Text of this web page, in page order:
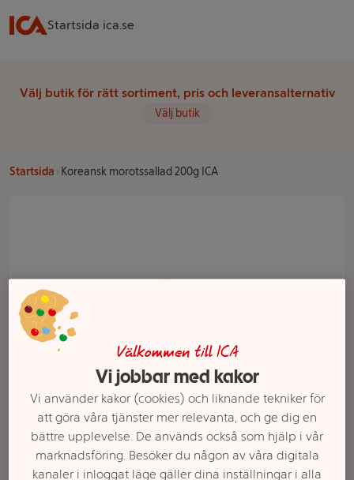
Startsida ica.se
Välj butik för rätt sortiment, pris och leveransalternativ
Välj butik
Startsida Koreansk morotssallad 200g ICA
Välkommen till ICA
Vi jobbar med kakor
Vi använder kakor (cookies) och liknande tekniker för
att göra våra tjänster mer relevanta, och ge dig en
bättre upplevelse. De används också som hjälp i vår
marknadsföring. Besöker du någon av våra digitala
kanaler i inloggat läge gäller dina inställningar i alla